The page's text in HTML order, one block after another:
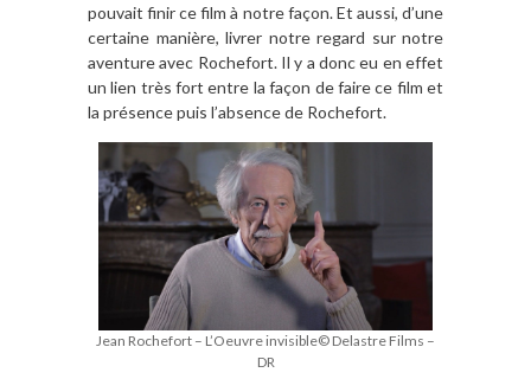
pouvait finir ce film à notre façon. Et aussi, d’une
certaine manière, livrer notre regard sur notre
aventure avec Rochefort. Il y a donc eu en effet
un lien très fort entre la façon de faire ce film et
la présence puis l’absence de Rochefort.
Jean Rochefort – L’Oeuvre invisible© Delastre Films –
DR